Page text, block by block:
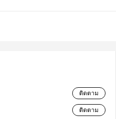
ติดตาม
ติดตาม